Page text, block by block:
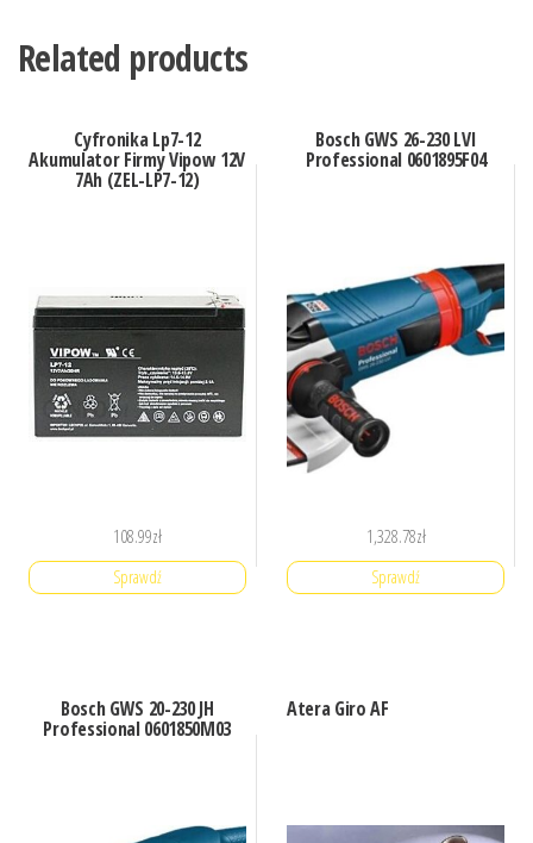
Related products
Cyfronika Lp7-12
Akumulator Firmy Vipow 12V
7Ah (ZEL-LP7-12)
108.99zł
Sprawdź
Bosch GWS 26-230 LVI
Professional 0601895F04
1,328.78zł
Sprawdź
Bosch GWS 20-230 JH
Professional 0601850M03
Atera Giro AF